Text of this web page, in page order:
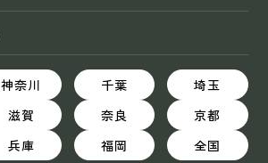
神奈川 千葉
埼玉
滋賀 奈良
京都
兵庫 福岡 全国